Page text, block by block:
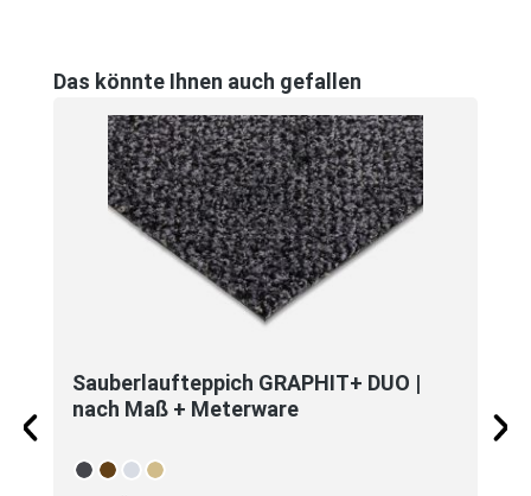
Produktgalerie überspringen
Das könnte Ihnen auch gefallen
Sauberlaufteppich GRAPHIT+ DUO |
nach Maß + Meterware
Farbeauswählen
anthrazit
braun
grausand